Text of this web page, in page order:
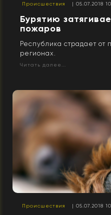
Происшествия | 05.07.2018
Бурятию
пожаров
Республика страдает от
регионах.
Читать далее...
Происшествия | 05.07.2018